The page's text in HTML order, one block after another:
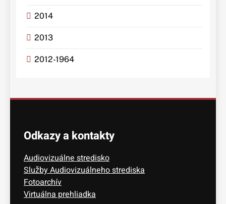
2014
2013
2012-1964
Odkazy a kontakty
Audiovizuálne stredisko
Služby Audiovizuálneho strediska
Fotoarchív
Virtuálna prehliadka